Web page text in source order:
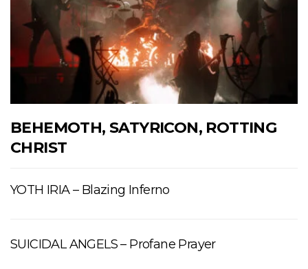
BEHEMOTH, SATYRICON, ROTTING
CHRIST
YOTH IRIA – Blazing Inferno
SUICIDAL ANGELS – Profane Prayer